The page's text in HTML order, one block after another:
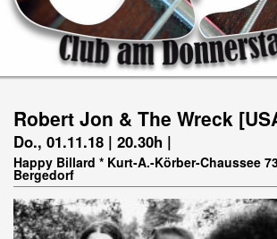
Robert Jon & The Wreck
Do., 01.11.18 | 20.30h |
Happy Billard * Kurt-A.-Körber-Chaussee
Bergedorf